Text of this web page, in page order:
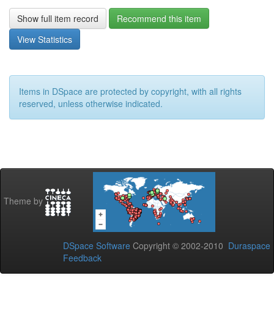
Show full item record
Recommend this item
View Statistics
Items in DSpace are protected by copyright, with all rights
reserved, unless otherwise indicated.
Theme by
DSpace Software Copyright © 2002-2010 Duraspace
Feedback